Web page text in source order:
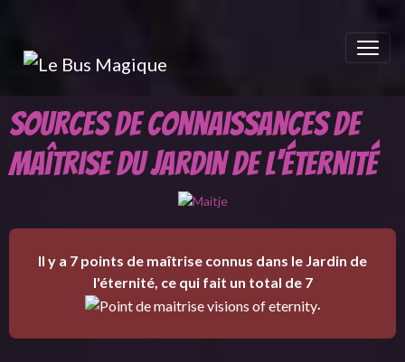
Sources de connaissances de
maîtrise du Jardin de l'éternité
Il y a 7 points de maîtrise connus dans le Jardin de
l'éternité, ce qui fait un total de 7
.